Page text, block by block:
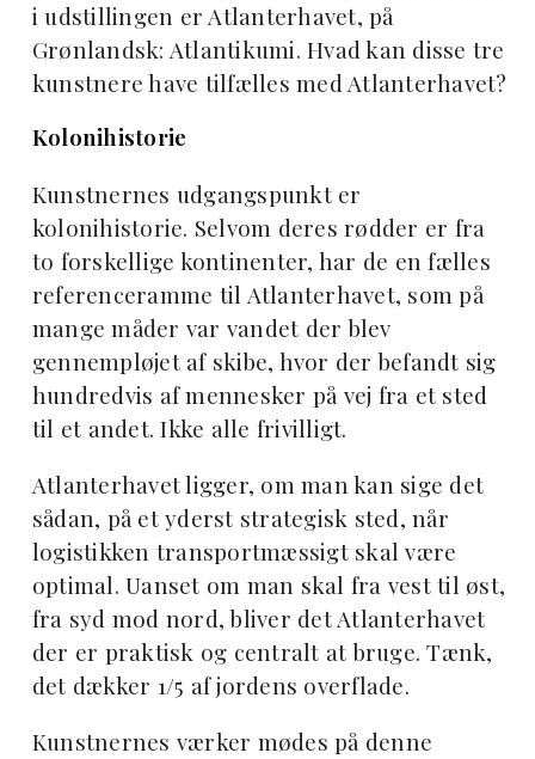
i udstillingen er Atlanterhavet, på
Grønlandsk: Atlantikumi. Hvad kan disse tre
kunstnere have tilfælles medAtlanterhavet?
Kolonihistorie
Kunstnernes udgangspunkt er
kolonihistorie. Selvom deres rødder er fra
to forskellige kontinenter, har de en fælles
referenceramme til Atlanterhavet, som på
mange måder var vandet der blev
gennempløjet af skibe, hvor der befandt sig
hundredvis af mennesker på vej fra et sted
til et andet. Ikke alle frivilligt.
Atlanterhavet ligger, om man kan sige det
sådan, på et yderst strategisk sted, når
logistikken transportmæssigt skal være
optimal. Uanset om man skal fra vest til øst,
fra syd mod nord, bliver det Atlanterhavet
der er praktisk og centralt at bruge. Tænk,
det dækker 1/5 af jordens overflade.
Kunstnernes værker mødes på denne